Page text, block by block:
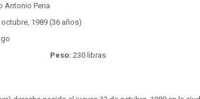
Antonio Pena
octubre, 1989 (36 años)
Peso: 230 libras